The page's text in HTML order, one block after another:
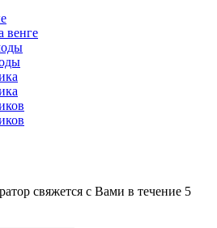
венге
свяжется с Вами в течение 5